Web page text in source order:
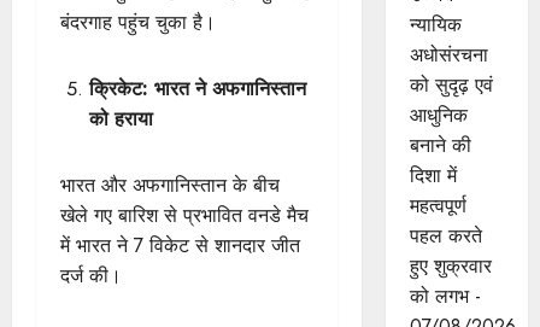
बंदरगाह पहुंच चुका है।
क्रिकेट: भारत ने अफगानिस्तान
को हराया
भारत और अफगानिस्तान के बीच
खेले गए बारिश से प्रभावित वनडे मैच
में भारत ने 7 विकेट से शानदार जीत
दर्ज की।
न्यायिक
अधोसंरचना
को सुदृढ़ एवं
आधुनिक
बनाने की
दिशा में
महत्वपूर्ण
पहल करते
हुए शुक्रवार
को लगभ -